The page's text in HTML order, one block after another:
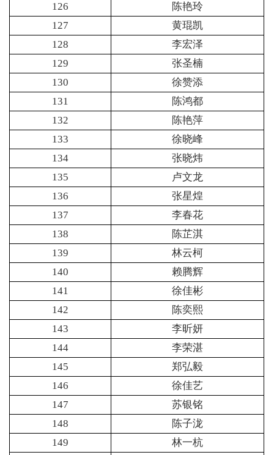
126
陈艳玲
127
黄琨凯
128
李宏泽
129
张圣楠
130
徐赞添
131
陈鸿都
132
陈艳萍
133
徐晓峰
134
张晓炜
135
卢文龙
136
张星煌
137
李春花
138
陈芷淇
139
林云柯
140
赖腾辉
141
徐佳彬
142
陈奕熙
143
李昕妍
144
李荣湛
145
郑弘毅
146
徐佳艺
147
苏银铭
148
陈子泷
149
林一杭